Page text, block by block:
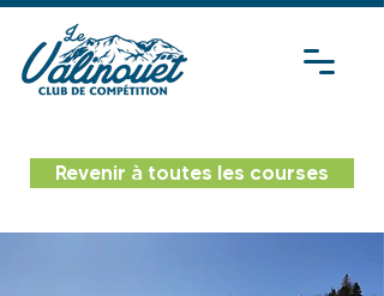
Revenir à toutes les courses